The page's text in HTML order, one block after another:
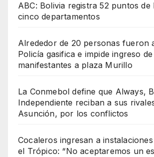
ABC: Bolivia registra 52 puntos
cinco departamentos
Alrededor de 20 personas fueron
Policía gasifica e impide ingreso de
manifestantes a plaza Murillo
La Conmebol define que Always,
Independiente reciban a sus
Asunción, por los conflictos
Cocaleros ingresan a
el Trópico: “No aceptaremos un